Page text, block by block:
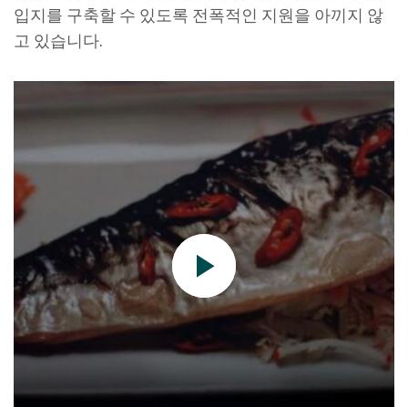
입지를 구축할 수 있도록 전폭적인 지원을 아끼지 않
고 있습니다.